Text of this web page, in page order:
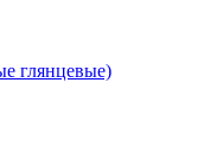
глянцевые)